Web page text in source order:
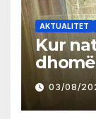
AKTUALITET
Kur
03/08/